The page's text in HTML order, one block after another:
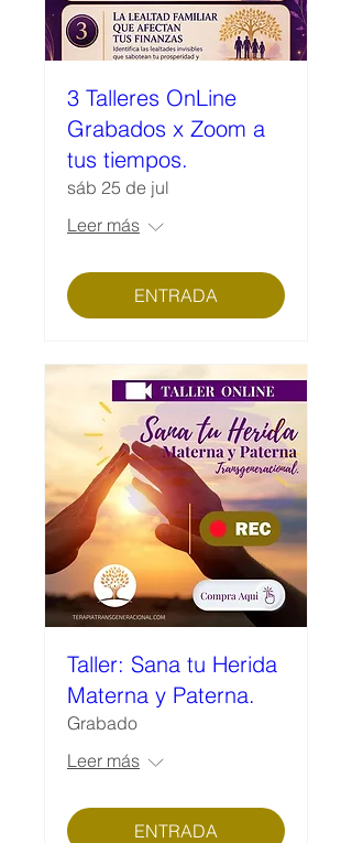
3 Talleres OnLine
Grabados x Zoom a
tus tiempos.
sáb 25 de jul
Leer más
ENTRADA
Taller: Sana tu Herida
Materna y Paterna.
Grabado
Leer más
ENTRADA